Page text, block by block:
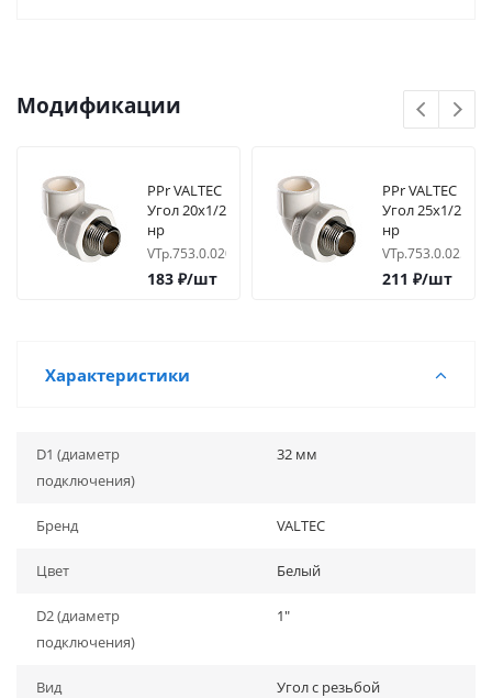
Модификации
PPr VALTEC
Угол 20х1/2
нр
VTp.753.0.02004
183 ₽/шт
PPr VALTEC
Угол 25х1/2
нр
VTp.753.0.02504
211 ₽/шт
Характеристики
D1 (диаметр
подключения)
32 мм
Бренд VALTEC
Цвет Белый
D2 (диаметр
подключения)
1"
Вид Угол с резьбой